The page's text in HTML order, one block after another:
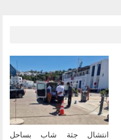
انتشال جثة شاب بساحل